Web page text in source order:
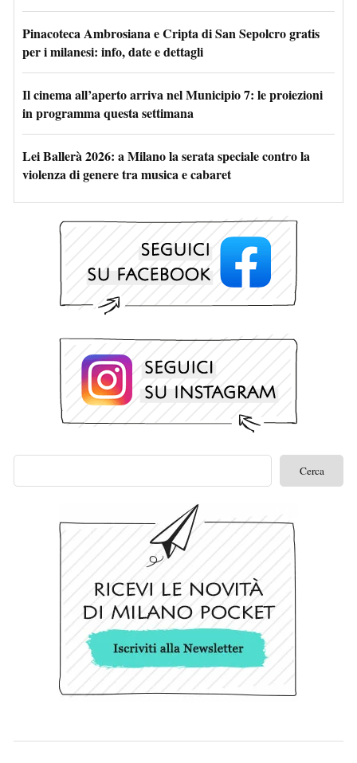
Pinacoteca Ambrosiana e Cripta di San Sepolcro gratis
per i milanesi: info, date e dettagli
Il cinema all’aperto arriva nel Municipio 7: le proiezioni
in programma questa settimana
Lei Ballerà 2026: a Milano la serata speciale contro la
violenza di genere tra musica e cabaret